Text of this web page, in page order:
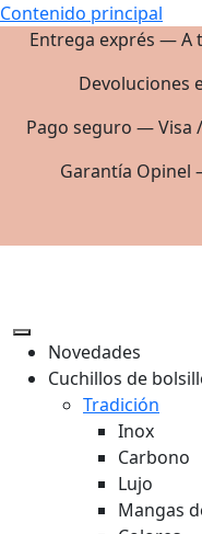
Contenido principal
Entrega exprés — A
Devoluciones
Pago seguro — Visa
Garantía Opinel
Novedades
Cuchillos de
Tradición
Inox
Carbono
Lujo
Mangas